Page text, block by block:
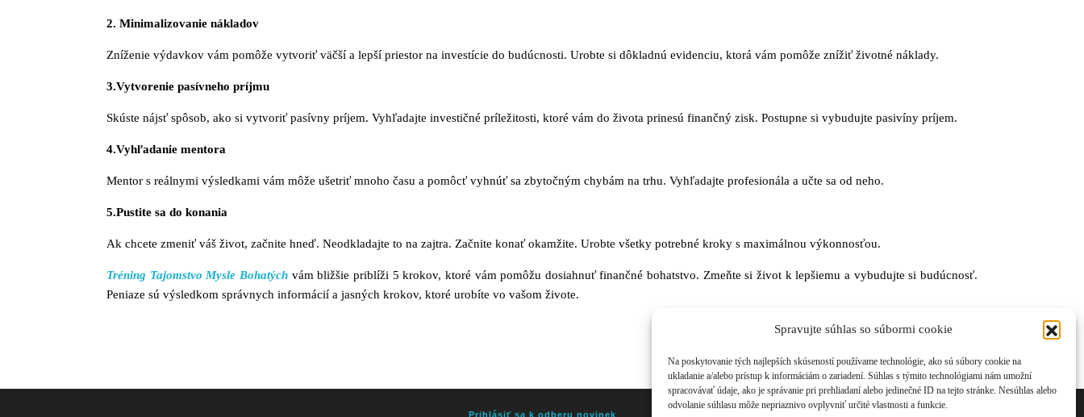
Spravujte súhlas so súbormi cookie
Na poskytovanie tých najlepších skúseností používame technológie, ako sú súbory cookie na
ukladanie a/alebo prístup k informáciám o zariadení. Súhlas s týmito technológiami nám umožní
spracovávať údaje, ako je správanie pri prehliadaní alebo jedinečné ID na tejto stránke. Nesúhlas alebo
odvolanie súhlasu môže nepriaznivo ovplyvniť určité vlastnosti a funkcie.
2. Minimalizovanie nákladov
Zníženie výdavkov vám pomôže vytvoriť väčší a lepší priestor na investície do budúcnosti. Urobte si dôkladnú evidenciu, ktorá vám pomôže znížiť životné náklady.
3.Vytvorenie pasívneho príjmu
Skúste nájsť spôsob, ako si vytvoriť pasívny príjem. Vyhľadajte investičné príležitosti, ktoré vám do života prinesú finančný zisk. Postupne si vybudujte pasivíny príjem.
4.Vyhľadanie mentora
Mentor s reálnymi výsledkami vám môže ušetriť mnoho času a pomôcť vyhnúť sa zbytočným chybám na trhu. Vyhľadajte profesionála a učte sa od neho.
5.Pustite sa do konania
Ak chcete zmeniť váš život, začnite hneď. Neodkladajte to na zajtra. Začnite konať okamžite. Urobte všetky potrebné kroky s maximálnou výkonnosťou.
Tréning Tajomstvo Mysle Bohatých vám bližšie priblíži 5 krokov, ktoré vám pomôžu dosiahnuť finančné bohatstvo. Zmeňte si život k lepšiemu a vybudujte si budúcnosť.
Peniaze sú výsledkom správnych informácií a jasných krokov, ktoré urobíte vo vašom živote.
Prihlásiť sa k odberu novinek